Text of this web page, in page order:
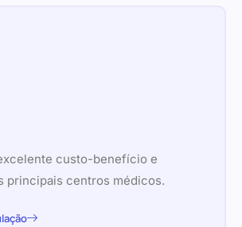
custo-benefício e
principais centros médicos.